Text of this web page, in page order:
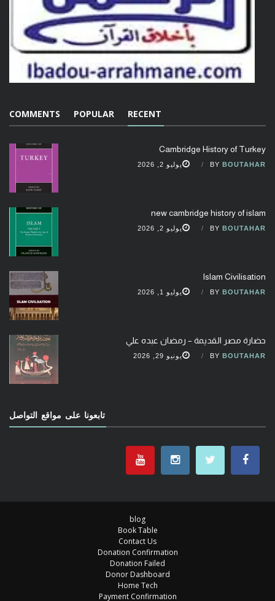
RECENT
POPULAR
COMMENTS
Cambridge History of Turkey
BY BOUTAHAR يوليو 2, 2026
new cambridge history of islam
BY BOUTAHAR يوليو 2, 2026
Islam Civilisation
BY BOUTAHAR يوليو 1, 2026
حضارة مصر القديمة – رمضان عبده علي
BY BOUTAHAR يونيو 29, 2026
تابعونا على مواقع التواصل
blog
Book Table
Contact Us
Donation Confirmation
Donation Failed
Donor Dashboard
Home Tech
Payment Confirmation